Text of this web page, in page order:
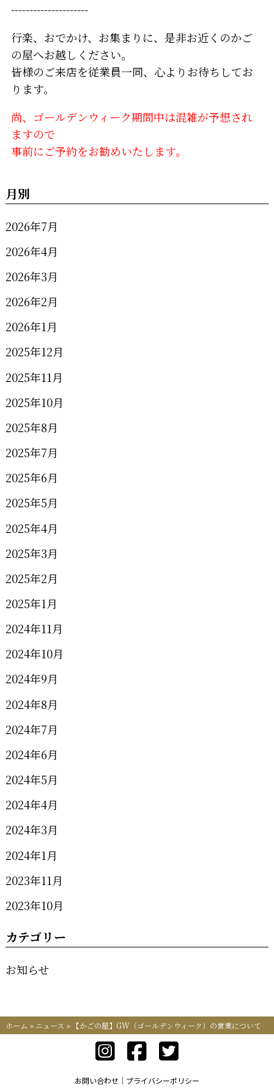
---------------------
行楽、おでかけ、お集まりに、是非お近くのかご
の屋へお越しください。
皆様のご来店を従業員一同、心よりお待ちしてお
ります。
尚、ゴールデンウィーク期間中は混雑が予想され
ますので
事前にご予約をお勧めいたします。
月別
2026年7月
2026年4月
2026年3月
2026年2月
2026年1月
2025年12月
2025年11月
2025年10月
2025年8月
2025年7月
2025年6月
2025年5月
2025年4月
2025年3月
2025年2月
2025年1月
2024年11月
2024年10月
2024年9月
2024年8月
2024年7月
2024年6月
2024年5月
2024年4月
2024年3月
2024年1月
2023年11月
2023年10月
カテゴリー
お知らせ
ホーム » ニュース » 【かごの屋】GW（ゴールデンウィーク）の営業について
お問い合わせ プライバシーポリシー